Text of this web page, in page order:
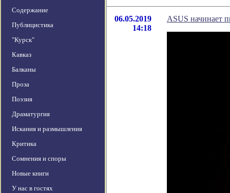
Содержание
Публицистика
"Курск"
Кавказ
Балканы
Проза
Поэзия
Драматургия
Искания и размышления
Критика
Сомнения и споры
Новые книги
У нас в гостях
06.05.2019
14:18
ASUS начинает